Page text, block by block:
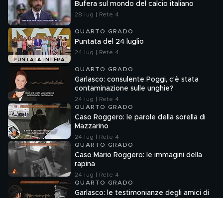
Bufera sul mondo del calcio italiano
28 lug | Rete 4
PUNTATA INTERA
QUARTO GRADO
Puntata del 24 luglio
24 lug | Rete 4
QUARTO GRADO
Garlasco: consulente Poggi, c'è stata
contaminazione sulle unghie?
24 lug | Rete 4
QUARTO GRADO
Caso Roggero: le parole della sorella di
Mazzarino
24 lug | Rete 4
QUARTO GRADO
Caso Mario Roggero: le immagini della
rapina
24 lug | Rete 4
QUARTO GRADO
Garlasco: le testimonianze degli amici di